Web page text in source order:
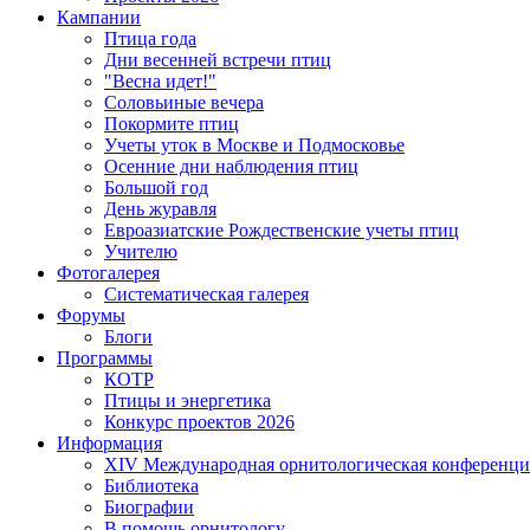
Кампании
Птица года
Дни весенней встречи птиц
"Весна идет!"
Соловьиные вечера
Покормите птиц
Учеты уток в Москве и Подмосковье
Осенние дни наблюдения птиц
Большой год
День журавля
Евроазиатские Рождественские учеты птиц
Учителю
Фотогалерея
Систематическая галерея
Форумы
Блоги
Программы
КОТР
Птицы и энергетика
Конкурс проектов 2026
Информация
XIV Международная орнитологическая
Библиотека
Биографии